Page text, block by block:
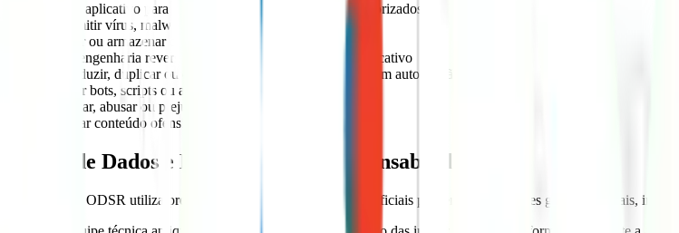
Usar o aplicativo para fins ilegais, fraudulentos ou não autorizados
Transmitir vírus, malware ou qualquer código malicioso
Coletar ou armazenar dados pessoais de outros usuários
Fazer engenharia reversa, descompilar ou desmontar o aplicativo
Reproduzir, duplicar ou copiar qualquer parte do serviço sem autorização
Utilizar bots, scripts ou automações não autorizadas
Assediar, abusar ou prejudicar outros usuários
Publicar conteúdo ofensivo, difamatório ou inadequado
Fontes de Dados e Exoneração de Responsabilidade
A Plataforma ODSR utiliza predominantemente dados públicos oficiais provenientes de bases governamentais,